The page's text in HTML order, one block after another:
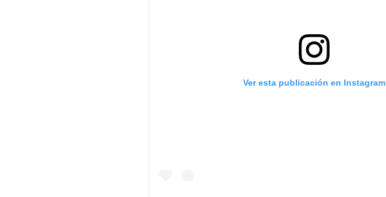
Ver esta publicación en Instagram